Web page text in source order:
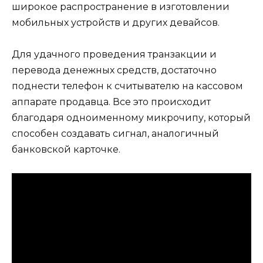
широкое распространение в изготовлении
мобильных устройств и других девайсов.
Для удачного проведения транзакции и
перевода денежных средств, достаточно
поднести телефон к считывателю на кассовом
аппарате продавца. Все это происходит
благодаря одноименному микрочипу, который
способен создавать сигнал, аналогичный
банковской карточке.